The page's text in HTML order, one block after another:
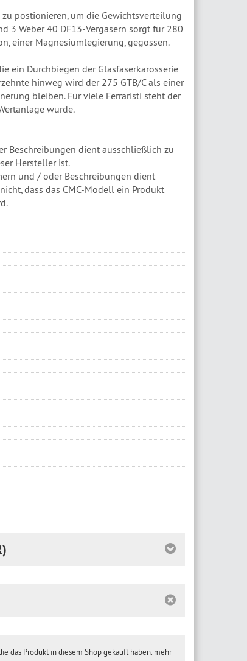
postionieren, um die Gewichtsverteilung
3 Weber 40 DF13-Vergasern sorgt für 280
einer Magnesiumlegierung, gegossen.
ein Durchbiegen der Glasfaserkarosserie
hinweg wird der 275 GTB/C als einer
bleiben. Für viele Ferraristi steht der
wurde.
Beschreibungen dient ausschließlich zu
Hersteller ist.
und / oder Beschreibungen dient
dass das CMC-Modell ein Produkt
das Produkt in diesem Shop gekauft haben. mehr